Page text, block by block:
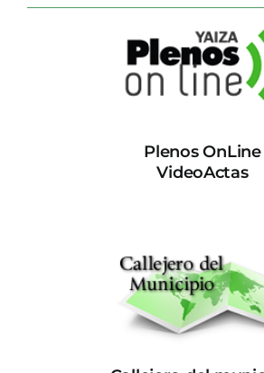
Plenos OnLine
VideoActas